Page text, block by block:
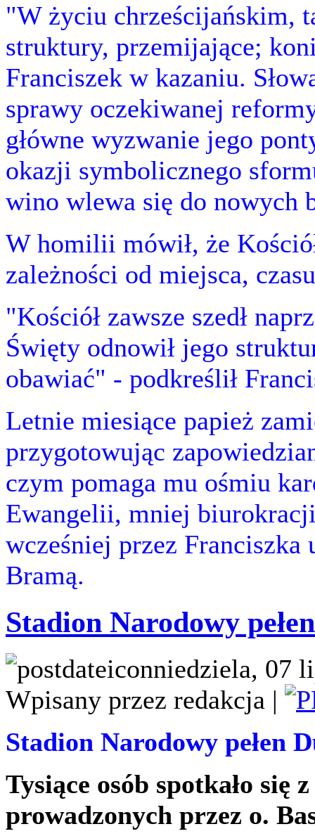
"W życiu chrześcijańskim,
struktury, przemijające;
Franciszek w kazaniu.
sprawy oczekiwanej
główne wyzwanie jego
okazji symbolicznego
wino wlewa się do nowych
W homilii mówił, że
zależności od miejsca,
"Kościół zawsze szedł
Święty odnowił jego
obawiać" - podkreślił
Letnie miesiące papież
przygotowując
czym pomaga mu ośmiu
Ewangelii, mniej
wcześniej przez Franciszka
Bramą.
Stadion Narodowy
niedziela, 07
Wpisany przez redakcja |
Stadion Narodowy pełen
Tysiące osób spotkało się
prowadzonych przez o.